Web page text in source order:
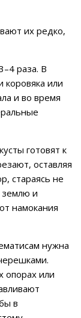
их редко,
раза. В
коровяка или
и во время
готовят к
оставляя
стараясь не
землю и
намокания
нужна
опорах или
в